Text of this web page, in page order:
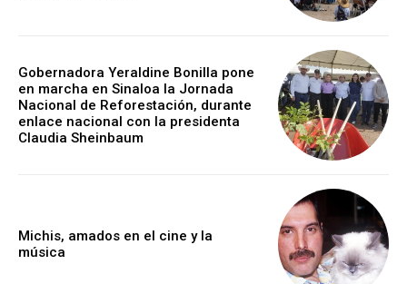
Gobernadora Yeraldine Bonilla pone
en marcha en Sinaloa la Jornada
Nacional de Reforestación, durante
enlace nacional con la presidenta
Claudia Sheinbaum
Michis, amados en el cine y la
música